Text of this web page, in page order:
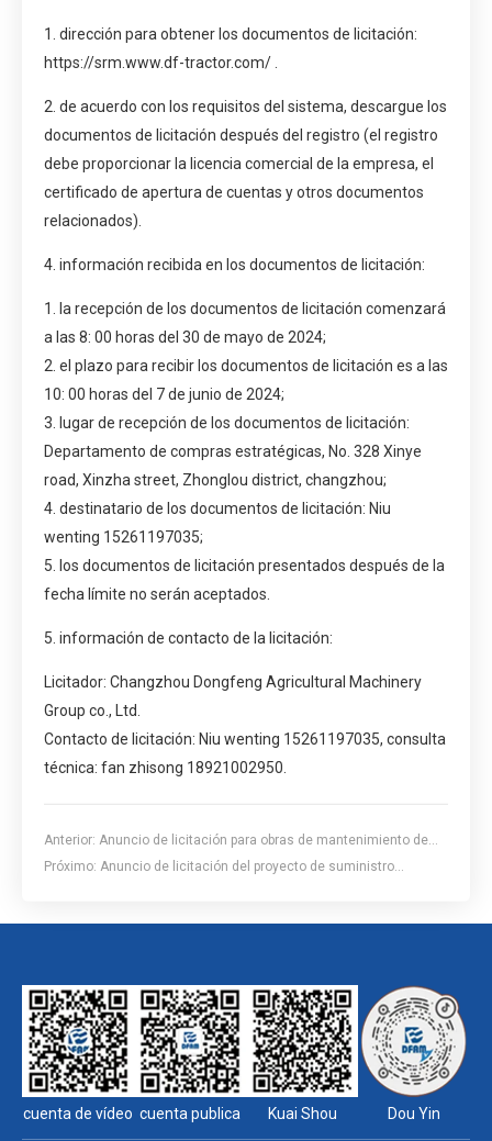
1. dirección para obtener los documentos de licitación:
https://srm.www.df-tractor.com/
2. de acuerdo con los requisitos del sistema, descargue los
documentos de licitación después del registro (el registro
debe proporcionar la licencia comercial de la empresa, el
certificado de apertura de cuentas y otros documentos
relacionados).
4. información recibida en los documentos de licitación:
1. la recepción de los documentos de licitación comenzará
a las 8: 00 horas del 30 de mayo de 2024;
2. el plazo para recibir los documentos de licitación es a las
10: 00 horas del 7 de junio de 2024;
3. lugar de recepción de los documentos de licitación:
Departamento de compras estratégicas, No. 328 Xinye
road, Xinzha street, Zhonglou district, changzhou;
4. destinatario de los documentos de licitación: Niu
wenting 15261197035;
5. los documentos de licitación presentados después de la
fecha límite no serán aceptados.
5. información de contacto de la licitación:
Licitador: Changzhou Dongfeng Agricultural Machinery
Group co., Ltd.
Contacto de licitación: Niu wenting 15261197035, consulta
técnica: fan zhisong 18921002950.
Anterior: Anuncio de licitación para obras de mantenimiento de
instalaciones de alarma contra incendios
Próximo: Anuncio de licitación del proyecto de suministro
cuenta de vídeo cuenta publica Kuai Shou Dou Yin